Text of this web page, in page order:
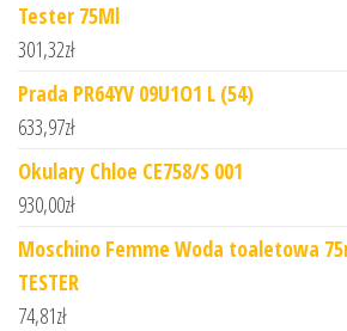
Tester 75Ml
301,32zł
Prada PR64YV 09U1O1 L (54)
633,97zł
Okulary Chloe CE758/S 001
930,00zł
Moschino Femme Woda toaletowa
TESTER
74,81zł